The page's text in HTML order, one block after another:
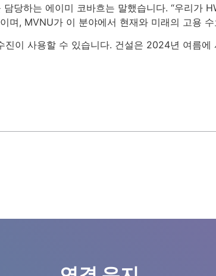
당하는 에이미 코바흐는 말했습니다. “우리가
며, MVNU가 이 분야에서 현재와 미래의 고용
이 사용할 수 있습니다. 건설은 2024년 여름에